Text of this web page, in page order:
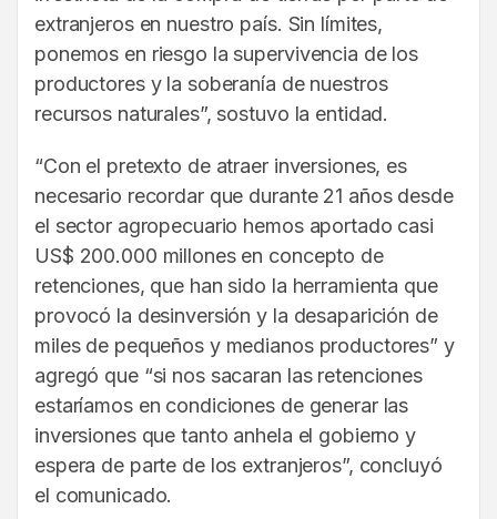
extranjeros en nuestro país. Sin límites,
ponemos en riesgo la supervivencia de los
productores y la soberanía de nuestros
recursos naturales”, sostuvo la entidad.
“Con el pretexto de atraer inversiones, es
necesario recordar que durante 21 años desde
el sector agropecuario hemos aportado casi
US$ 200.000 millones en concepto de
retenciones, que han sido la herramienta que
provocó la desinversión y la desaparición de
miles de pequeños y medianos productores” y
agregó que “si nos sacaran las retenciones
estaríamos en condiciones de generar las
inversiones que tanto anhela el gobierno y
espera de parte de los extranjeros”, concluyó
el comunicado.